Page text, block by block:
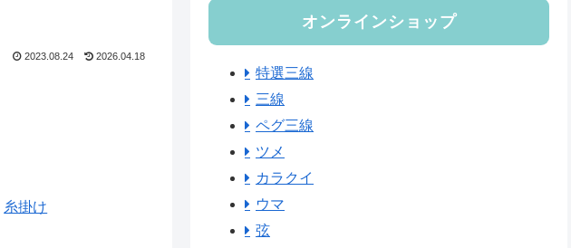
2023.08.24 2026.04.18
糸掛け
オンラインショップ
特選三線
三線
ペグ三線
ツメ
カラクイ
ウマ
弦